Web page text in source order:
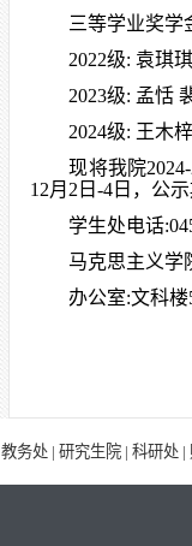
三等学业奖学
2022级: 袁琪
2023级: 孟恬
2024级: 王木
现将我院
12月2日-4日，公
学生处电话
马克思主义学
办公室:文科楼
教务处 | 研究生院 | 科研处 |